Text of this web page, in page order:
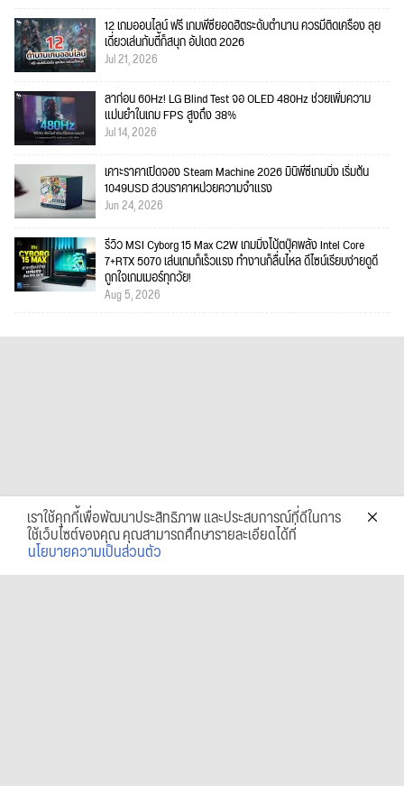
12 เกมออนไลน์ ฟรี เกมพีซียอดฮิตระดับตำนาน ควรมีติดเครื่อง ลุย
เดี่ยวเล่นกับตี้ก็สนุก อัปเดต 2026
Jul 21, 2026
ลาก่อน 60Hz! LG Blind Test จอ OLED 480Hz ช่วยเพิ่มความ
แม่นยำในเกม FPS สูงถึง 38%
Jul 14, 2026
เคาะราคาเปิดจอง Steam Machine 2026 มินิพีซีเกมมิ่ง เริ่มต้น
1049USD สวนราคาหน่วยความจำแรง
Jun 24, 2026
รีวิว MSI Cyborg 15 Max C2W เกมมิ่งโน้ตบุ๊คพลัง Intel Core
7+RTX 5070 เล่นเกมก็เร็วแรง ทำงานก็ลื่นไหล ดีไซน์เรียบง่ายดูดี
ถูกใจเกมเมอร์ทุกวัย!
Aug 5, 2026
เราใช้คุกกี้เพื่อพัฒนาประสิทธิภาพ และประสบการณ์ที่ดีในการ
ใช้เว็บไซต์ของคุณ คุณสามารถศึกษารายละเอียดได้ที่
นโยบายความเป็นส่วนตัว